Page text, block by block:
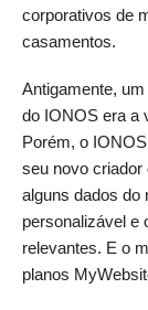
corporativos de
casamentos.
Antigamente,
do IONOS era a
Porém, o
seu novo
alguns dados do
personalizável e
relevantes. E o
planos